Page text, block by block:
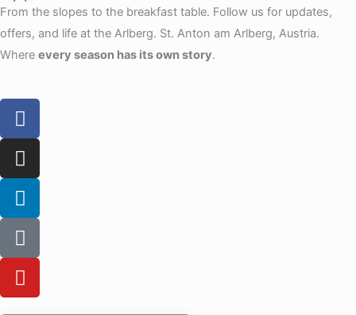
From the slopes to the breakfast table. Follow us for updates,
offers, and life at the Arlberg. St. Anton am Arlberg, Austria.
Where every season has its own story.
F
a
c
e
b
o
o
k
I
n
s
t
a
g
r
a
L
i
n
k
e
d
T
i
k
t
Y
o